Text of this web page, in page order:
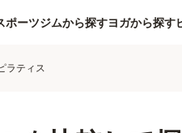
ポーツジムから探すヨガから探す
ラティス